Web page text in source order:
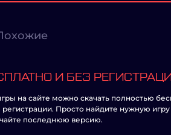
И БЕЗ
на сайте можно скачать полностью
регистрации. Просто найдите нужную игру
последнюю версию.